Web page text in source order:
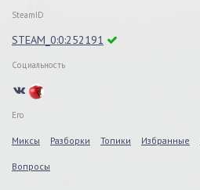
SteamID
STEAM_0:0:252191
Социальность
Его
Миксы Разборки Топики Избранные
Вопросы